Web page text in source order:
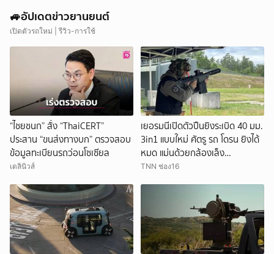
🚙อัปเดตข่าวยานยนต์
เปิดตัวรถใหม่ | รีวิว-การใช้
“ไชยชนก” สั่ง “ThaiCERT”
ประสาน “ขนส่งทางบก” ตรวจสอบ
ข้อมูลทะเบียนรถว่อนโซเซียล
เดลินิวส์
เยอรมนีเปิดตัวปืนยิงระเบิด 40 มม.
3in1 แบบใหม่ ศัตรู รถ โดรน ยิงได้
หมด แม่นด้วยกล้องเล็ง
คอมพิวเตอร์
TNN ช่อง16